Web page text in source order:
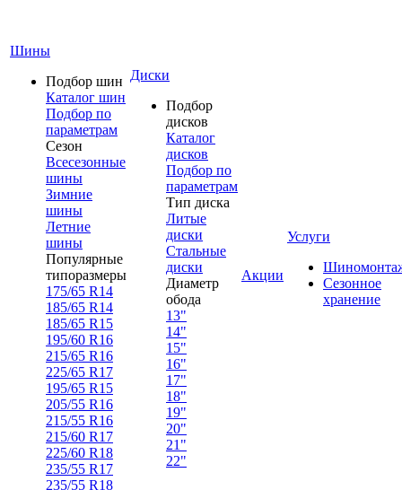
Шины
Подбор шин
Каталог шин
Подбор по
параметрам
Сезон
Всесезонные
шины
Зимние
шины
Летние
шины
Популярные
типоразмеры
175/65 R14
185/65 R14
185/65 R15
195/60 R16
215/65 R16
225/65 R17
195/65 R15
205/55 R16
215/55 R16
215/60 R17
225/60 R18
235/55 R17
235/55 R18
Диски
Подбор
дисков
Каталог
дисков
Подбор по
параметрам
Тип диска
Литые
диски
Стальные
диски
Диаметр
обода
13"
14"
15"
16"
17"
18"
19"
20"
21"
22"
Акции
Услуги
Сезонное
хранение